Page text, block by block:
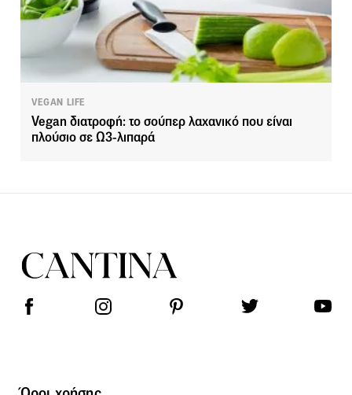
VEGAN LIFE
Vegan διατροφή: το σούπερ λαχανικό που είναι
πλούσιο σε Ω3-λιπαρά